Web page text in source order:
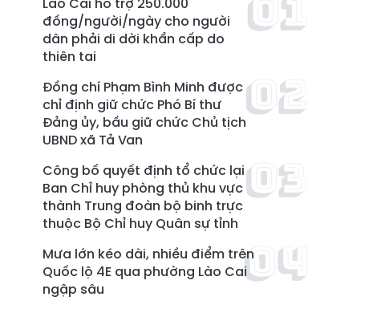
đồng/người/ngày cho người
dân phải di dời khẩn cấp do
thiên tai
Đồng chí Phạm Bình Minh được
chỉ định giữ chức Phó Bí thư
Đảng ủy, bầu giữ chức Chủ tịch
UBND xã Tả Van
Công bố quyết định tổ chức lại
Ban Chỉ huy phòng thủ khu vực
thành Trung đoàn bộ binh trực
thuộc Bộ Chỉ huy Quân sự tỉnh
Mưa lớn kéo dài, nhiều điểm trên
Quốc lộ 4E qua phường Lào Cai
ngập sâu